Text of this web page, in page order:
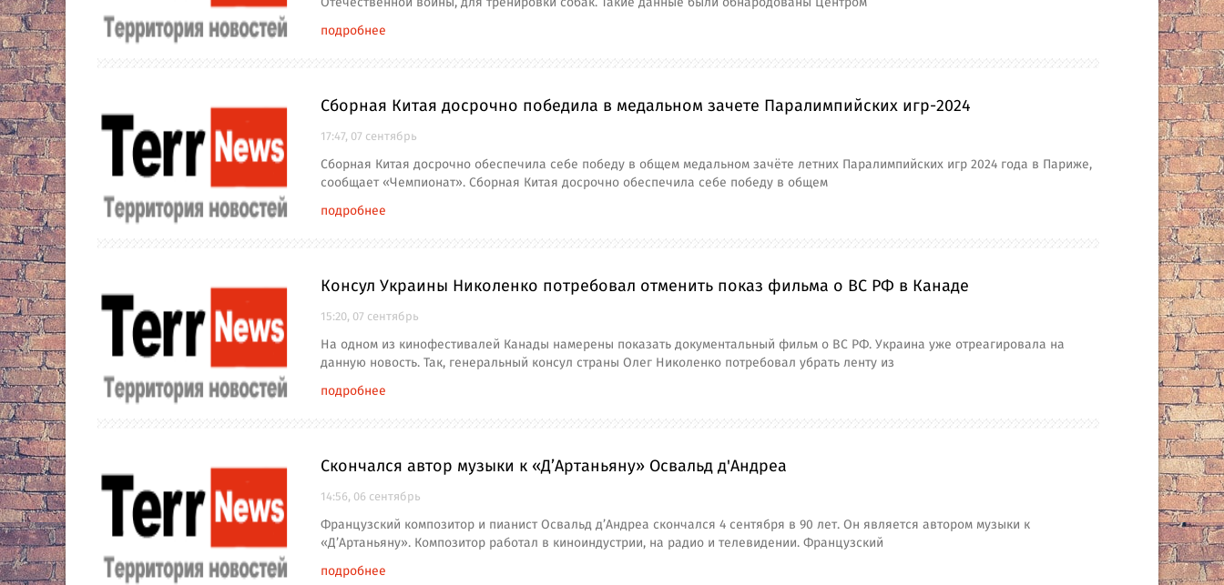
подробнее
Сборная Китая досрочно победила в медальном зачете Паралимпийских игр-2024
17:47, 07 сентябрь
Сборная Китая досрочно обеспечила себе победу в общем медальном зачёте летних Паралимпийских игр 2024 года в Париже,
сообщает «Чемпионат». Сборная Китая досрочно обеспечила себе победу в общем
подробнее
Консул Украины Николенко потребовал отменить показ фильма о ВС РФ в Канаде
15:20, 07 сентябрь
На одном из кинофестивалей Канады намерены показать документальный фильм о ВС РФ. Украина уже отреагировала на
данную новость. Так, генеральный консул страны Олег Николенко потребовал убрать ленту из
подробнее
Скончался автор музыки к «Д’Артаньяну» Освальд д'Андреа
14:56, 06 сентябрь
Французский композитор и пианист Освальд д’Андреа скончался 4 сентября в 90 лет. Он является автором музыки к
«Д’Артаньяну». Композитор работал в киноиндустрии, на радио и телевидении. Французский
подробнее